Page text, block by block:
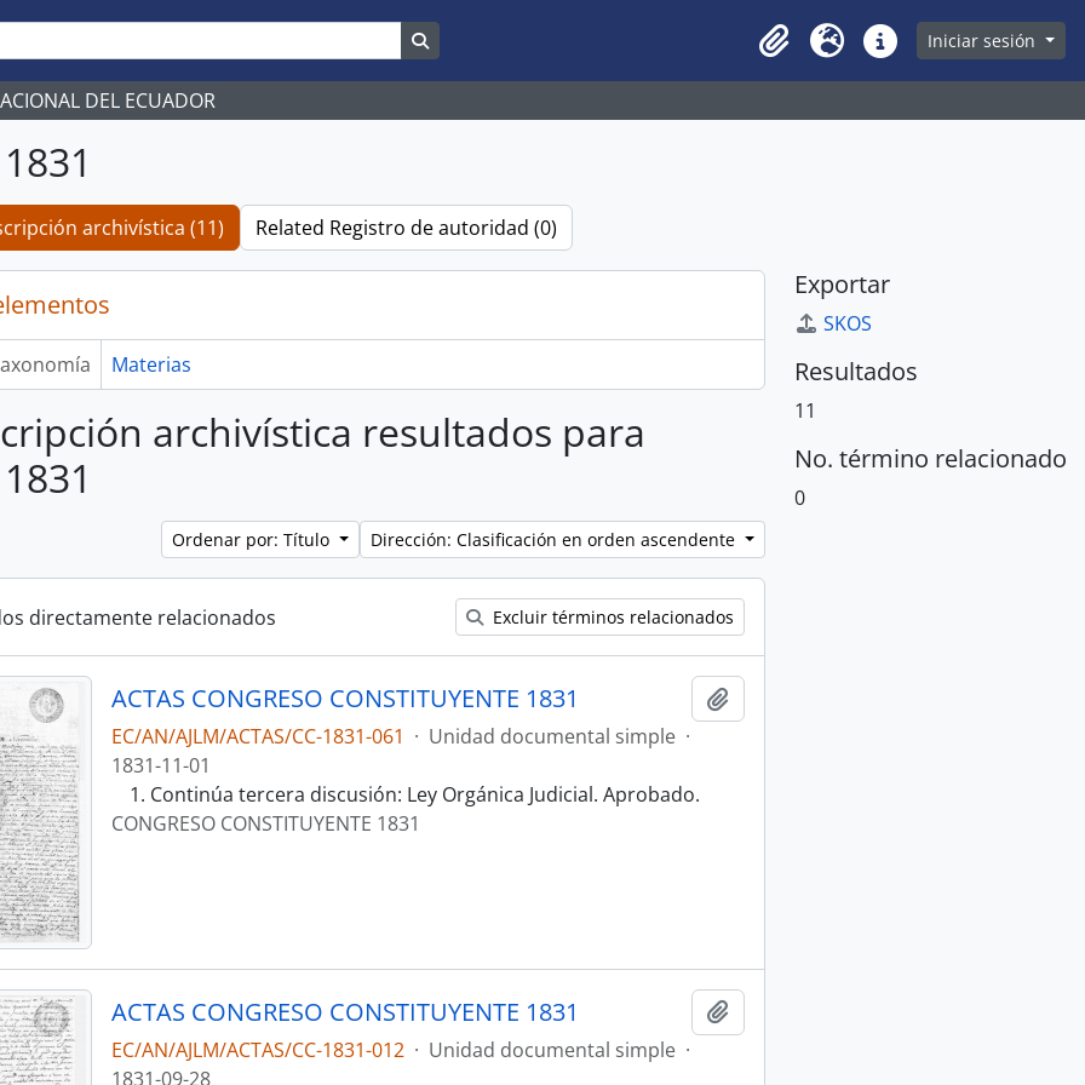
Clipboard
Idioma Enlaces rápidos
Iniciar sesión
DEL ECUADOR
archivística (11) Related Registro de autoridad (0)
Materias
archivística resultados para
Ordenar por: Título Dirección: Clasificación en orden ascendente
directamente relacionados Excluir términos relacionados
ACTAS CONGRESO CONSTITUYENTE 1831
EC/AN/AJLM/ACTAS/CC-1831-061 · Unidad documental simple ·
1831-11-01
Continúa tercera discusión: Ley Orgánica Judicial. Aprobado.
CONGRESO CONSTITUYENTE 1831
ACTAS CONGRESO CONSTITUYENTE 1831
EC/AN/AJLM/ACTAS/CC-1831-012 · Unidad documental simple ·
1831-09-28
Exportar
SKOS
Resultados
11
No. término relacionado
0